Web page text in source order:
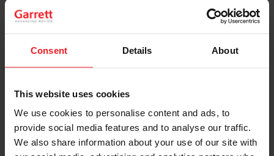
Consent Details About
This website uses cookies
We use cookies to personalise content and ads, to
provide social media features and to analyse our traffic.
We also share information about your use of our site with
prevádzkové výsledky. V súčasnosti máme viac ako 7
500 zamestnancov, vrátane 1 250 konštruktérov, ktorí
ako aj k 100 novým prihláškam ročne. Vyrábame vyše
50 000 turbodúchadiel denne, čo znamená, že na